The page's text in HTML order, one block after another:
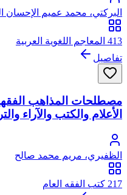
البركتي، محمد عميم الإحسان
413 المعاجم اللغوية العربية
تفاصيل
مصطلحات المذاهب
الأعلام والكتب والآراء
الظفيري، مريم محمد صالح
217 كتب الفقه العام